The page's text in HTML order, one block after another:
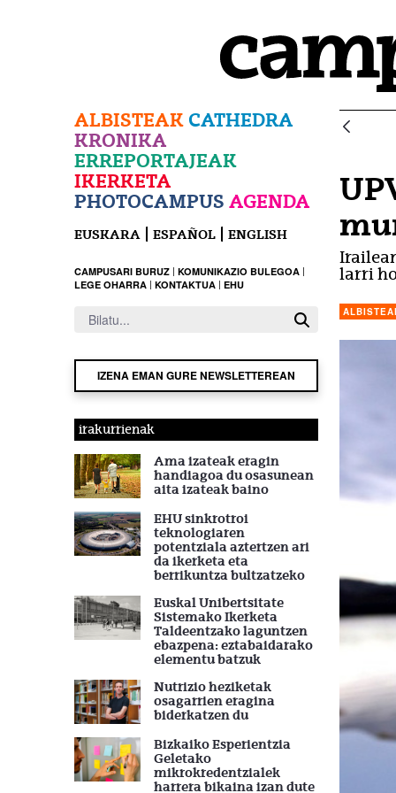
ALBISTEAK CATHEDRA
KRONIKA
ERREPORTAJEAK
IKERKETA
PHOTOCAMPUS AGENDA
EUSKARA ESPAÑOL ENGLISH
CAMPUSARI BURUZ KOMUNIKAZIO BULEGOA
LEGE OHARRA KONTAKTUA EHU
IZENA EMAN GURE NEWSLETTEREAN
irakurrienak
Ama izateak eragin
handiagoa du osasunean
aita izateak baino
EHU sinkrotroi
teknologiaren
potentziala aztertzen ari
da ikerketa eta
berrikuntza bultzatzeko
Euskal Unibertsitate
Sistemako Ikerketa
Taldeentzako laguntzen
ebazpena: eztabaidarako
elementu batzuk
Nutrizio heziketak
osagarrien eragina
biderkatzen du
Bizkaiko Esperientzia
Geletako
mikrokredentzialek
harrera bikaina izan dute
larri